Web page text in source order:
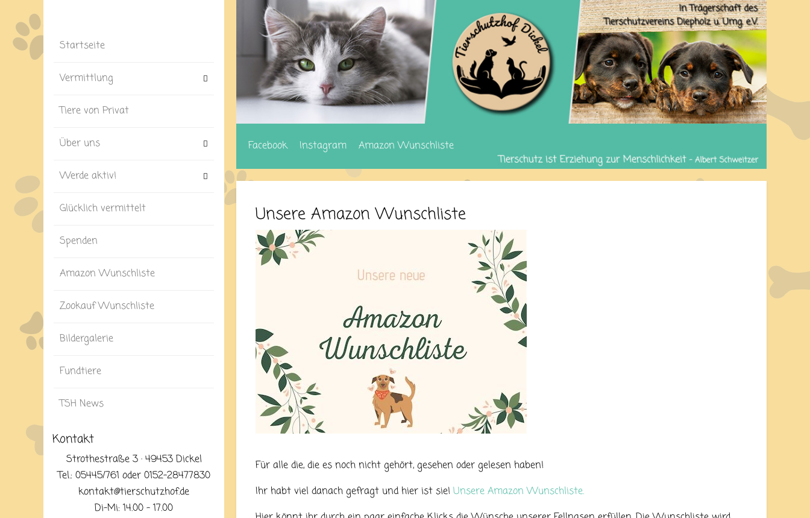
Startseite
Vermittlung
Tiere von Privat
Über uns
Werde aktiv!
Glücklich vermittelt
Spenden
Amazon Wunschliste
Zookauf Wunschliste
Bildergalerie
Fundtiere
TSH News
Kontakt
Strothestraße 3 · 49453 Dickel
Tel.: 05445/761 oder 0152-28477830
kontakt@tierschutzhof.de
Di-Mi: 14.00 - 17.00
Facebook Instagram Amazon Wunschliste
Unsere Amazon Wunschliste
Für alle die, die es noch nicht gehört, gesehen oder gelesen haben!
Ihr habt viel danach gefragt und hier ist sie! Unsere Amazon Wunschliste.